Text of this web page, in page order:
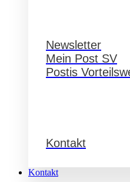
Newsletter
Mein Post SV
Postis
Kontakt
Kontakt